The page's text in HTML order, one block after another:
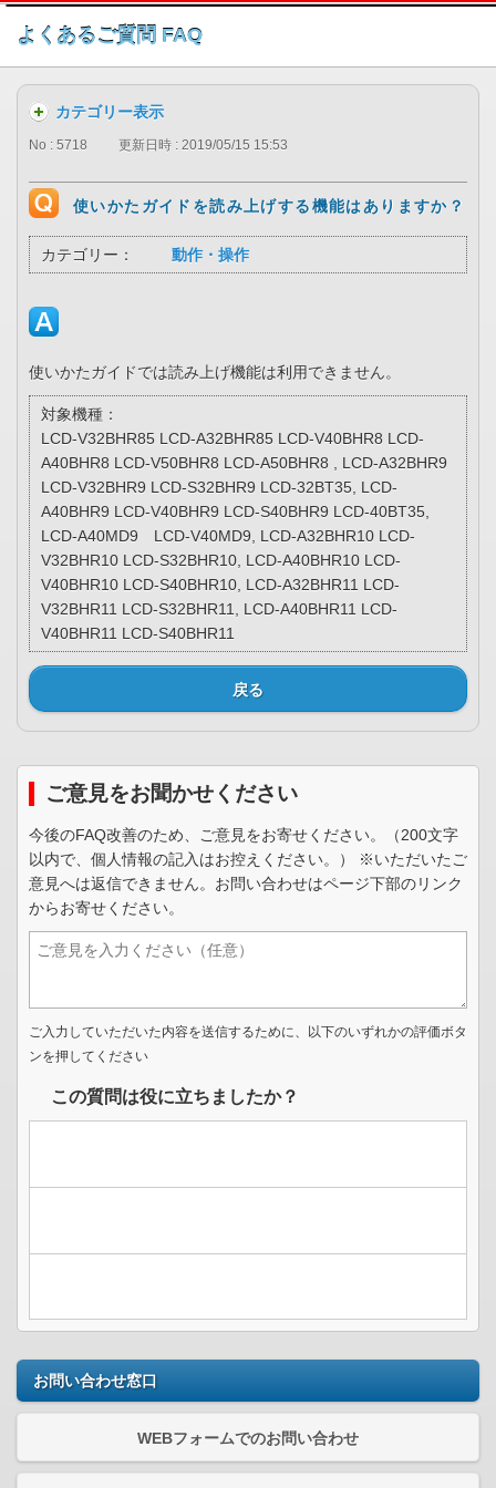
このページの本文へ
よくあるご質問 FAQ
カテゴリー表示
No : 5718 更新日時 : 2019/05/15 15:53
使いかたガイドを読み上げする機能はありますか？
カテゴリー： 動作・操作
使いかたガイドでは読み上げ機能は利用できません。
対象機種：
LCD-V32BHR85 LCD-A32BHR85 LCD-V40BHR8 LCD-
A40BHR8 LCD-V50BHR8 LCD-A50BHR8 , LCD-A32BHR9
LCD-V32BHR9 LCD-S32BHR9 LCD-32BT35, LCD-
A40BHR9 LCD-V40BHR9 LCD-S40BHR9 LCD-40BT35,
LCD-A40MD9 LCD-V40MD9, LCD-A32BHR10 LCD-
V32BHR10 LCD-S32BHR10, LCD-A40BHR10 LCD-
V40BHR10 LCD-S40BHR10, LCD-A32BHR11 LCD-
V32BHR11 LCD-S32BHR11, LCD-A40BHR11 LCD-
V40BHR11 LCD-S40BHR11
戻る
ご意見をお聞かせください
今後のFAQ改善のため、ご意見をお寄せください。（200文字
以内で、個人情報の記入はお控えください。） ※いただいたご
意見へは返信できません。お問い合わせはページ下部のリンク
からお寄せください。
ご入力していただいた内容を送信するために、以下のいずれかの評価ボタ
ンを押してください
この質問は役に立ちましたか？
お問い合わせ窓口
WEBフォームでのお問い合わせ